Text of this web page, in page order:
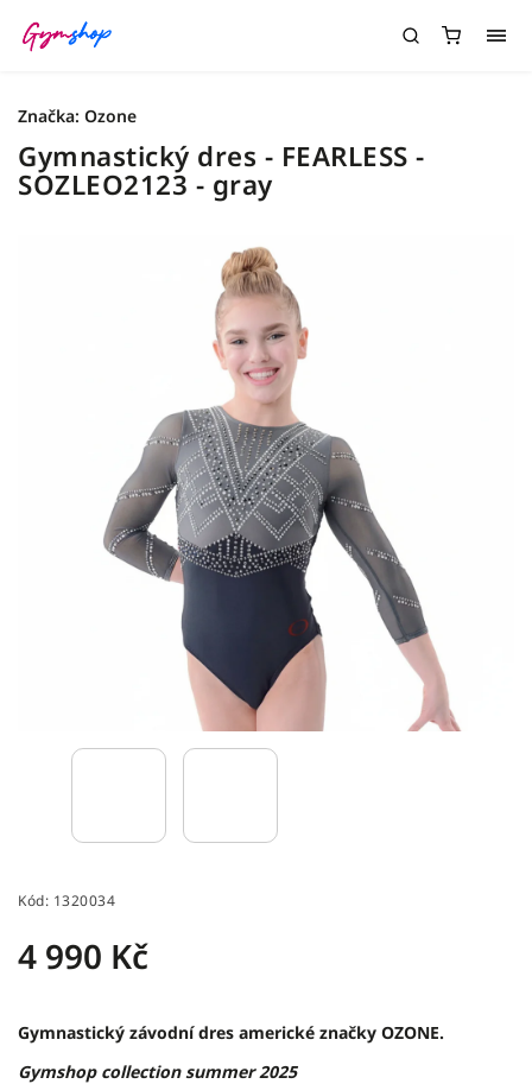
Gymnastický dres - FEARLESS -
SOZLEO2123 - gray
Kód: 1320034
4 990 Kč
Gymnastický závodní dres americké značky OZONE.
Gymshop collection summer 2025
Značka: Ozone